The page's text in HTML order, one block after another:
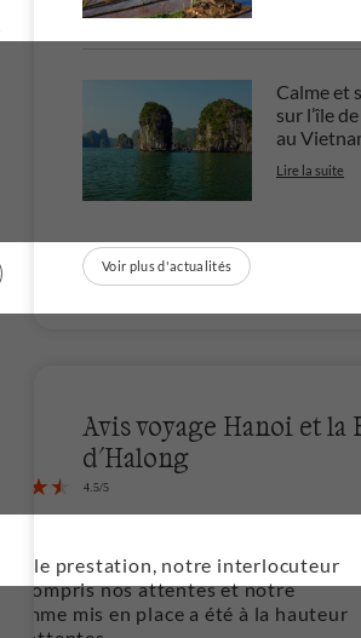
Calme et
sur l’île
au
Lire la suite
Voir plus d'actualités
Avis voyage Hanoi et la
d'Halong
vietnam intégral
Merveilleux
rencontres. A recommencer.